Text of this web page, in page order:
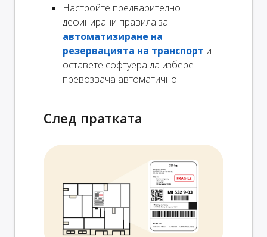
Настройте предварително
дефинирани правила за
автоматизиране на
резервацията на транспорт и
оставете софтуера да избере
превозвача автоматично
След пратката